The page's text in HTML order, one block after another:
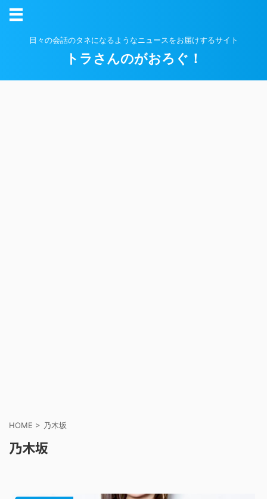
日々の会話のタネになるようなニュースをお届けするサイト
トラさんのがおろぐ！
HOME > 乃木坂
乃木坂